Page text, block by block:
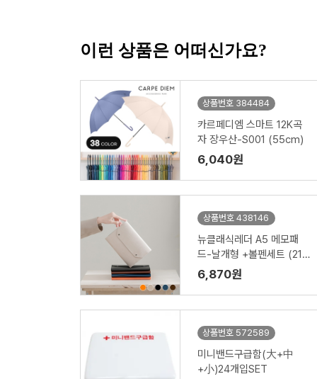
이런 상품은 어떠신가요?
상품번호 384484
카르페디엠 스마트 12K곡
자 장우산-S001 (55cm)
6,040원
상품번호 438146
뉴클래식레더 A5 메모패
드-날개형 +볼펜세트 (215
*160mm)
6,870원
상품번호 572589
미니밴드구급함(大+中
+小)24개입SET